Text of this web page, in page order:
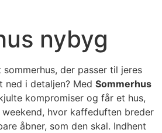
nybyg
der passer til jeres
ned i detaljen? Med Sommerhus
kompromiser og får et hus,
hvor kaffeduften breder
åbner, som den skal. Indhent